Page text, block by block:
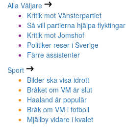
Alla Väljare
Kritik mot Vänsterpartiet
Så vill partierna hjälpa flyktingar
Kritik mot Jomshof
Politiker reser i Sverige
Färre assistenter
Sport
Bilder ska visa idrott
Bråket om VM är slut
Haaland är populär
Bråk om VM i fotboll
Mjällby vidare i kvalet